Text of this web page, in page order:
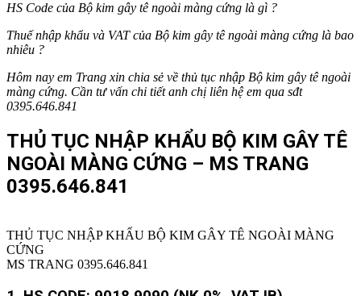
HS Code của Bộ kim gây tê ngoài màng cứng là gì ?
Thuế nhập khẩu và VAT của Bộ kim gây tê ngoài màng cứng là bao
nhiêu ?
Hôm nay em Trang xin chia sẻ về thủ tục nhập Bộ kim gây tê ngoài
màng cứng. Cần tư vấn chi tiết anh chị liên hệ em qua sđt
0395.646.841
THỦ TỤC NHẬP KHẨU BỘ KIM GÂY TÊ
NGOÀI MÀNG CỨNG – MS TRANG
0395.646.841
THỦ TỤC NHẬP KHẨU BỘ KIM GÂY TÊ NGOÀI MÀNG
CỨNG
MS TRANG 0395.646.841